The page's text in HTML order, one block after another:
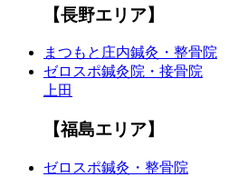
【長野エリア】
まつもと庄内鍼灸・整骨院
ゼロスポ鍼灸院・接骨院
上田
【福島エリア】
ゼロスポ鍼灸・整骨院